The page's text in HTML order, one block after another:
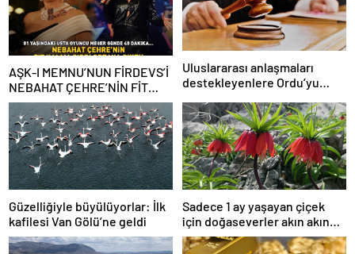
AŞK-I MEMNU’NUN FİRDEVS’İ
NEBAHAT ÇEHRE’NİN FİT
KALMA SIRRI! 81 yaşındaki
ünlü oyuncu meğer günde 40
dakika…
Uluslararası anlaşmaları
destekleyenlere Ordu’yu
Güzelliğiyle büyülüyorlar: İlk
kafilesi Van Gölü’ne geldi
Sadece 1 ay yaşayan çiçek
için doğaseverler akın akın
geliyor!